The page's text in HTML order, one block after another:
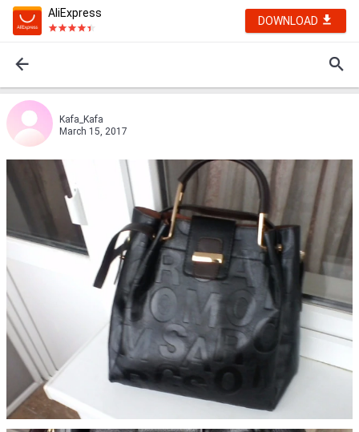
AliExpress
DOWNLOAD
Kafa_Kafa
March 15, 2017